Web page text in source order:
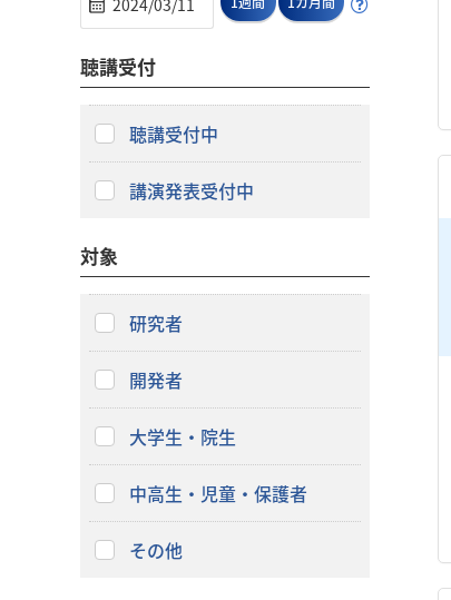
聴講受付
聴講受付中
講演発表受付中
対象
研究者
開発者
大学生・院生
中高生・児童・保護者
その他